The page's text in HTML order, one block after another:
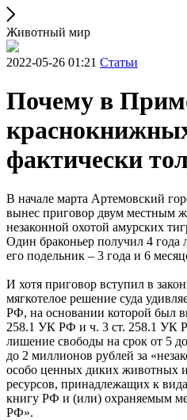
Животный мир
2022-05-26 01:21 Статьи
Почему в
фактически
В начале марта Артемовский
вынес приговор двум местным
незаконной охотой амурских
Один браконьер получил 4 года
его подельник – 3 года и 6
И хотя приговор вступил в
мягкотелое решение суда
РФ, на основании которой был
258.1 УК РФ и ч. 3 ст. 258.1 УК
лишение свободы на срок от 5
до 2 миллионов рублей за
особо ценных диких животных
ресурсов, принадлежащих к
книгу РФ и (или) охраняемым
РФ».